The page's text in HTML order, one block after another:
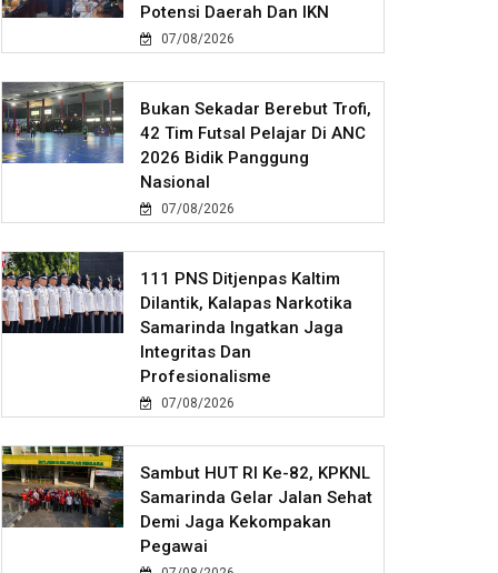
Potensi Daerah Dan IKN
07/08/2026
Bukan Sekadar Berebut Trofi,
42 Tim Futsal Pelajar Di ANC
2026 Bidik Panggung
Nasional
07/08/2026
111 PNS Ditjenpas Kaltim
Dilantik, Kalapas Narkotika
Samarinda Ingatkan Jaga
Integritas Dan
Profesionalisme
07/08/2026
Sambut HUT RI Ke-82, KPKNL
Samarinda Gelar Jalan Sehat
Demi Jaga Kekompakan
Pegawai